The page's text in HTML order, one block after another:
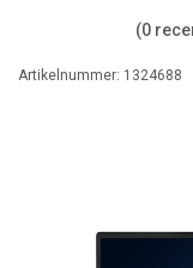
(0
Artikelnummer: 1324688